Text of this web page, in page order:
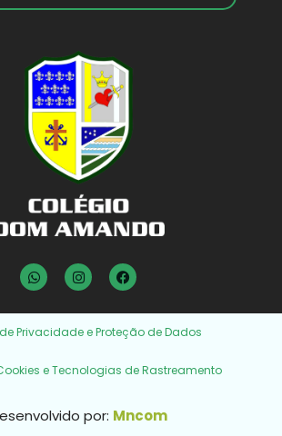
Privacidade e Proteção de Dados
e Tecnologias de Rastreamento
por: Mncom